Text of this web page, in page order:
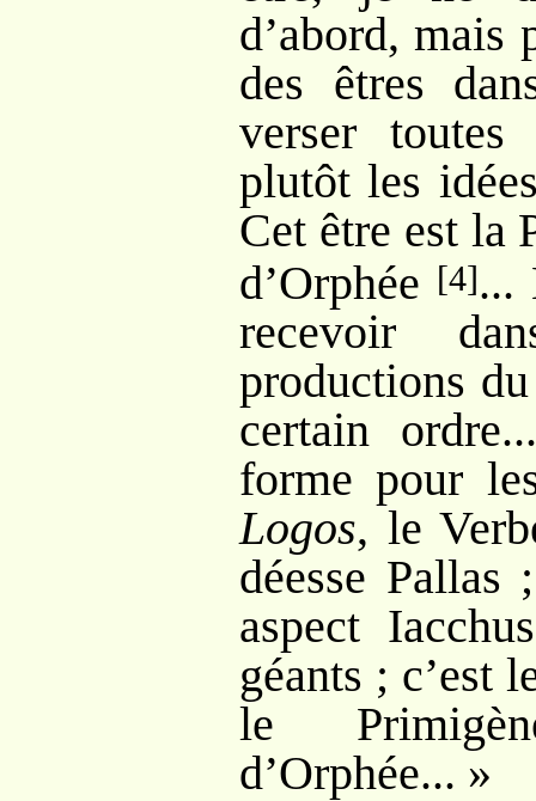
d’abord, mais
des êtres
verser
plutôt les
Cet être est la
d’Orphée [4]...
recevoir
productions
certain
forme pour
Logos, le
déesse Pallas
aspect
géants ; c’est
le
d’Orphée... »